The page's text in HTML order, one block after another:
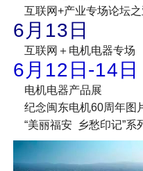
互联网+产业专场论坛之
6月13日
互联网＋电机电器专场
6月12日-14日
电机电器产品展
纪念闽东电机60周年图
“美丽福安 乡愁印记”系